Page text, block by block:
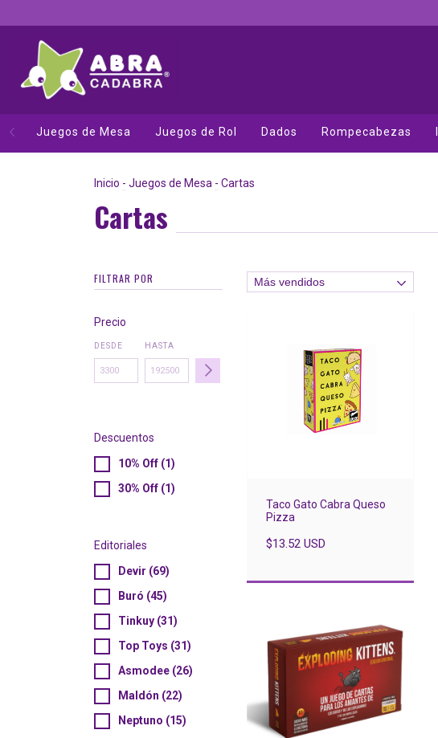
Juegos de Mesa Juegos de Rol Dados Rompecabezas
Inicio - Juegos de Mesa - Cartas
Cartas
FILTRAR POR
Precio
DESDE HASTA
Descuentos
10% Off (1)
30% Off (1)
Editoriales
Devir (69)
Buró (45)
Tinkuy (31)
Top Toys (31)
Asmodee (26)
Maldón (22)
Neptuno (15)
Taco Gato Cabra Queso
Pizza
$13.52 USD